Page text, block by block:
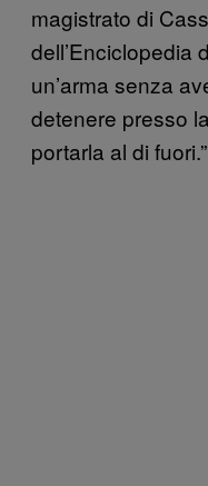
magistrato di
dell’Enciclopedia
un’arma senza
detenere presso
portarla al di fuori.”